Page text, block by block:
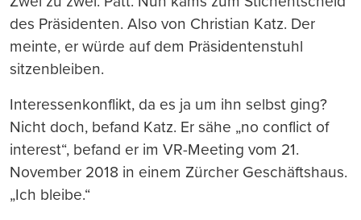
des Präsidenten. Also von Christian Katz. Der
meinte, er würde auf dem Präsidentenstuhl
sitzenbleiben.
Interessenkonflikt, da es ja um ihn selbst ging?
Nicht doch, befand Katz. Er sähe „no conflict of
interest“, befand er im VR-Meeting vom 21.
November 2018 in einem Zürcher Geschäftshaus.
„Ich bleibe.“